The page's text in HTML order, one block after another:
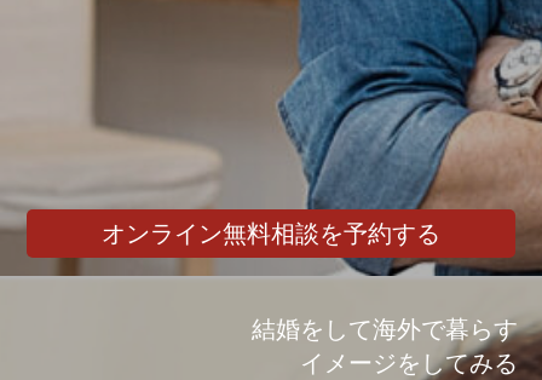
オンライン無料相談を予約する
結婚をして海外で暮らす
イメージをしてみる